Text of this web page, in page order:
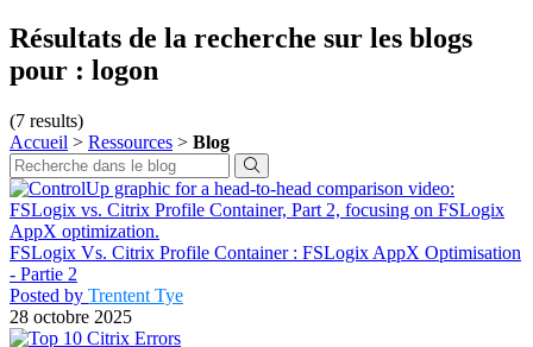
Résultats de la recherche sur les blogs
pour : logon
(7 results)
Accueil > Ressources > Blog
FSLogix Vs. Citrix Profile Container : FSLogix AppX Optimisation
- Partie 2
Posted by Trentent Tye
28 octobre 2025